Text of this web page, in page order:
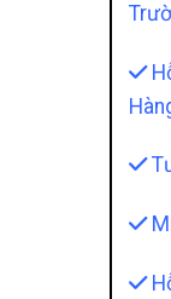
Tầm Giá Trị,